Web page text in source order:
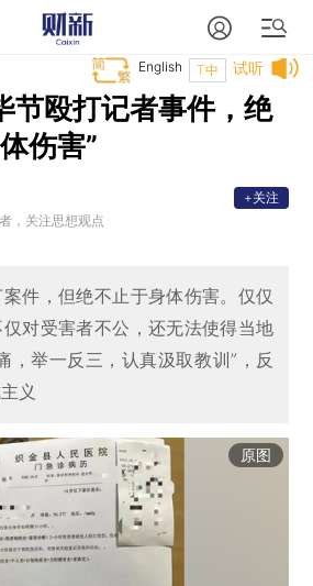
试听
T中
English
节殴打记者事件，绝
伤害”
，关注思想观点
+关注
件，但绝不止于身体伤害。仅仅
对受害者不公，还无法使得当地
，举一反三，认真汲取教训”，反
义
原图